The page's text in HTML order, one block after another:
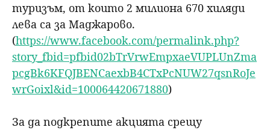
туризъм, от които 2 милиона 670 хиляди
лева са за Маджарово.
(https://www.facebook.com/permalink.php?
story_fbid=pfbid02bTrVrwEmpxaeVUPLUnZma
pcgBk6KFQJBENCaexbB4CTxPcNUW27qsnRoJe
wrGoixl&id=100064420671880)
За да подкрепите акцията срещу